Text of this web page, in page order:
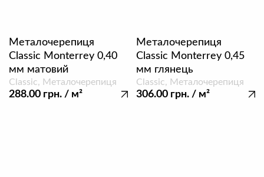
Email
Металочерепиця
Classic Monterrey 0,40
мм матовий
Classic, Металочерепиця
288.00 грн. / м²
Металочерепиця
Classic Monterrey 0,45
мм глянець
Classic, Металочерепиця
306.00 грн. / м²